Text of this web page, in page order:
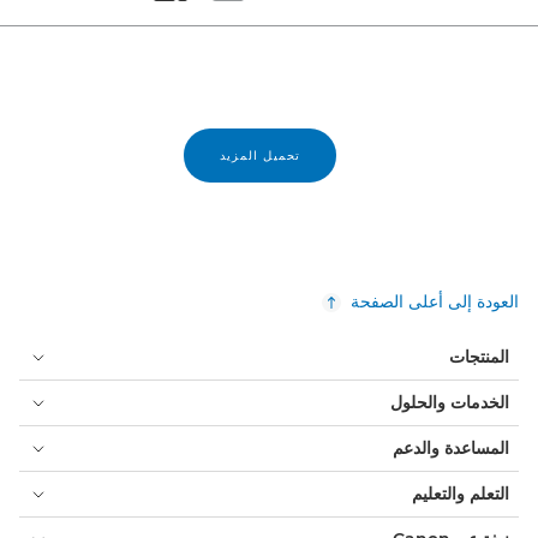
تحميل المزيد
العودة إلى أعلى الصفحة
المنتجات
الخدمات والحلول
المساعدة والدعم
التعلم والتعليم